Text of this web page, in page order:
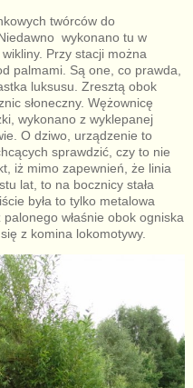
twórców do
wykonano tu w
Przy stacji można
palmami. Są one, co prawda,
luksusu. Zresztą obok
słoneczny. Wężownicę
wykonano z wyklepanej
O dziwo, urządzenie to
sprawdzić, czy to nie
iż mimo zapewnień, że linia
lat, to na bocznicy stała
była to tylko metalowa
właśnie obok ogniska
z komina lokomotywy.